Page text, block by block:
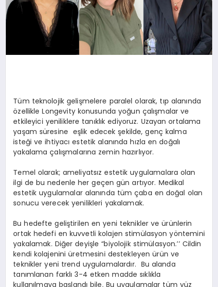
Tüm teknolojik gelişmelere paralel olarak, tıp alanında
özellikle Longevity konusunda yoğun çalışmalar ve
etkileyici yeniliklere tanıklık ediyoruz. Uzayan ortalama
yaşam süresine eşlik edecek şekilde, genç kalma
isteği ve ihtiyacı estetik alanında hızla en doğalı
yakalama çalışmalarına zemin hazırlıyor.
Temel olarak; ameliyatsız estetik uygulamalara olan
ilgi de bu nedenle her geçen gün artıyor. Medikal
estetik uygulamalar alanında tüm çaba en doğal olan
sonucu verecek yenilikleri yakalamak.
Bu hedefte geliştirilen en yeni teknikler ve ürünlerin
ortak hedefi en kuvvetli kolajen stimülasyon yöntemini
yakalamak. Diğer deyişle “biyolojik stimülasyon.’’ Cildin
kendi kolajenini üretmesini destekleyen ürün ve
teknikler yeni trend uygulamalardır. Bu alanda
tanımlanan farklı 3-4 etken madde sıklıkla
kullanılmaya başlandı bile. Bu uygulamalar tüm yüz